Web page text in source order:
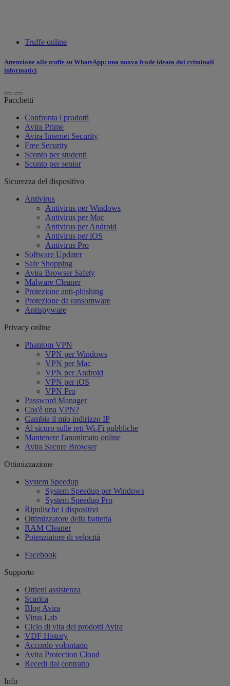
Truffe online
Attenzione alle truffe su WhatsApp: una nuova frode ideata dai criminali
informatici
Pacchetti
Confronta i prodotti
Avira Prime
Avira Internet Security
Free Security
Sconto per studenti
Sconto per senior
Sicurezza del dispositivo
Antivirus
Antivirus per Windows
Antivirus per Mac
Antivirus per Android
Antivirus per iOS
Antivirus Pro
Software Updater
Safe Shopping
Avira Browser Safety
Malware Cleaner
Protezione anti-phishing
Protezione da ransomware
Antispyware
Privacy online
Phantom VPN
VPN per Windows
VPN per Mac
VPN per Android
VPN per iOS
VPN Pro
Password Manager
Cos'è una VPN?
Cambia il mio indirizzo IP
Al sicuro sulle reti Wi-Fi pubbliche
Mantenere l'anonimato online
Avira Secure Browser
Ottimizzazione
System Speedup
System Speedup per Windows
System Speedup Pro
Ripulische i dispositivi
Ottimizzatore della batteria
RAM Cleaner
Potenziatore di velocità
Facebook
Supporto
Ottieni assistenza
Scarica
Blog Avira
Virus Lab
Ciclo di vita dei prodotti Avira
VDF History
Accordo volontario
Avira Protection Cloud
Recedi dal contratto
Info